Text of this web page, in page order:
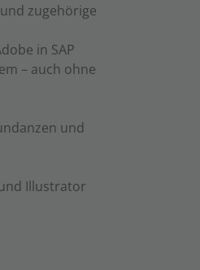
zugehörige
in SAP
– auch ohne
und
Illustrator